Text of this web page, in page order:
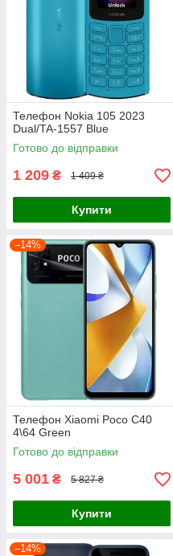
Телефон Nokia 105 2023
Dual/TA-1557 Blue
Готово до відправки
1 209 ₴ 1 409 ₴
Купити
–14%
Телефон Xiaomi Poco C40
4\64 Green
Готово до відправки
5 001 ₴ 5 827 ₴
Купити
–14%